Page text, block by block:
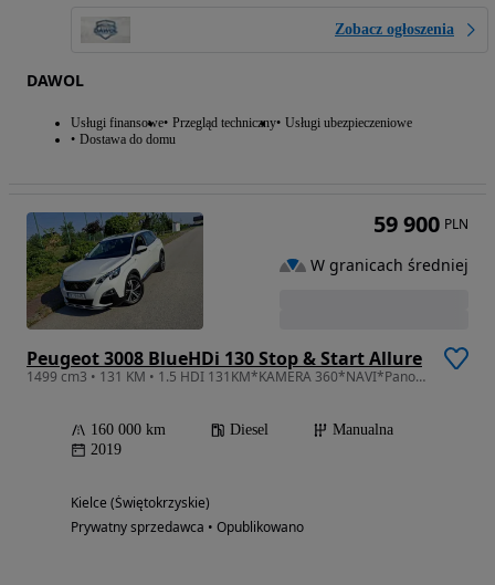
Zobacz ogłoszenia
DAWOL
Usługi finansowe Przegląd techniczny Usługi ubezpieczeniowe
Dostawa do domu
Peugeot 3008 BlueHDi 130 Stop & Start Allure
1499 cm3 • 131 KM • 1.5 HDI 131KM*KAMERA 360*NAVI*Panorama*Full Ledy
160 000 km Diesel
Manualna
2019
Kielce (Świętokrzyskie)
Prywatny sprzedawca • Opublikowano
59 900 PLN
W granicach średniej